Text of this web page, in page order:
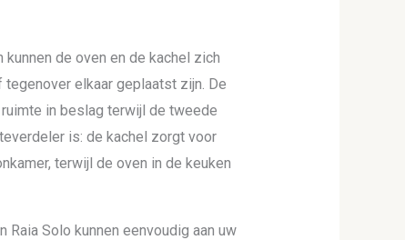
de oven en de kachel zich
elkaar geplaatst zijn. De
in beslag terwijl de tweede
is: de kachel zorgt voor
terwijl de oven in de keuken
Raia Solo kunnen eenvoudig aan uw